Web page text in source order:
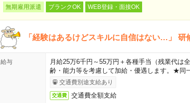
無期雇用派遣 ブランクOK WEB登録・面接OK
「経験はあるけどスキルに自信はない…」
給与
月給25万6千円～55万円＋各種手当（残業代
齢・能力等を考慮して加給・優遇します。★同
交通費別途支給あり
交通費 交通費全額支給